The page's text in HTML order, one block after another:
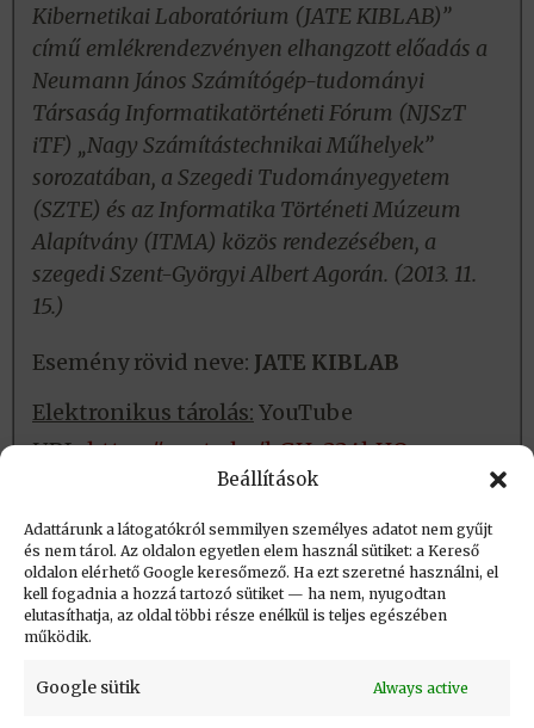
Beállítások
Adattárunk a látogatókról semmilyen személyes adatot nem gyűjt
és nem tárol. Az oldalon egyetlen elem használ sütiket: a Kereső
oldalon elérhető Google keresőmező. Ha ezt szeretné használni, el
kell fogadnia a hozzá tartozó sütiket — ha nem, nyugodtan
elutasíthatja, az oldal többi része enélkül is teljes egészében
működik.
Google sütik Always active
Kibernetikai Laboratórium (JATE KIBLAB)”
című emlékrendezvényen elhangzott előadás a
Neumann János Számítógép-tudományi
Társaság Informatikatörténeti Fórum (NJSzT
iTF) „Nagy Számítástechnikai Műhelyek”
sorozatában, a Szegedi Tudományegyetem
(SZTE) és az Informatika Történeti Múzeum
Alapítvány (ITMA) közös rendezésében, a
szegedi Szent-Györgyi Albert Agorán. (2013. 11.
15.)
Esemény rövid neve: JATE KIBLAB
Elektronikus tárolás: YouTube
URL:https://youtu.be/hGHc334bHOs
Létrehozva: 2021.01.13. 10:56
Utolsó módosítás: 2023.09.01. 20:45